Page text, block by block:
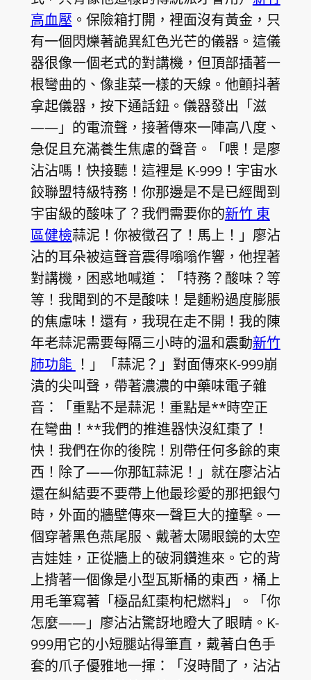
高血壓 。保險箱打開，裡面沒有黃金，只
有一個閃爍著詭異紅色光芒的儀器。這儀
器很像一個老式的對講機，但頂部插著一
根彎曲的、像韭菜一樣的天線。他顫抖著
拿起儀器，按下通話鈕。儀器發出「滋
——」的電流聲，接著傳來一陣高八度、
急促且充滿養生焦慮的聲音。「喂！是廖
沾沾嗎！快接聽！這裡是 K-999！宇宙水
餃聯盟特級特務！你那邊是不是已經聞到
宇宙級的酸味了？我們需要你的新竹 東
區健檢蒜泥！你被徵召了！馬上！」廖沾
沾的耳朵被這聲音震得嗡嗡作響，他捏著
對講機，困惑地喊道：「特務？酸味？等
等！我聞到的不是酸味！是麵粉過度膨脹
的焦慮味！還有，我現在走不開！我的陳
年老蒜泥需要每隔三小時的溫和震動新竹
肺功能 ！」「蒜泥？」對面傳來K-999崩
潰的尖叫聲，帶著濃濃的中藥味電子雜
音：「重點不是蒜泥！重點是**時空正
在彎曲！**我們的推進器快沒紅棗了！
快！我們在你的後院！別帶任何多餘的東
西！除了——你那缸蒜泥！」就在廖沾沾
還在糾結要不要帶上他最珍愛的那把銀勺
時，外面的牆壁傳來一聲巨大的撞擊。一
個穿著黑色燕尾服、戴著太陽眼鏡的太空
吉娃娃，正從牆上的破洞鑽進來。它的背
上揹著一個像是小型瓦斯桶的東西，桶上
用毛筆寫著「極品紅棗枸杞燃料」。「你
怎麼——」廖沾沾驚訝地瞪大了眼睛。K-
999用它的小短腿站得筆直，戴著白色手
套的爪子優雅地一揮：「沒時間了，沾沾